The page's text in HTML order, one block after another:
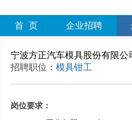
首 页 企业招聘
宁波方正汽车模具股份有限公
招聘职位： 模具钳工
岗位要求：